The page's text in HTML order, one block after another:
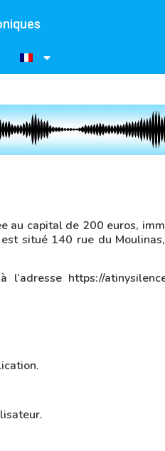
au capital de 200 euros,
situé 140 rue du
https://